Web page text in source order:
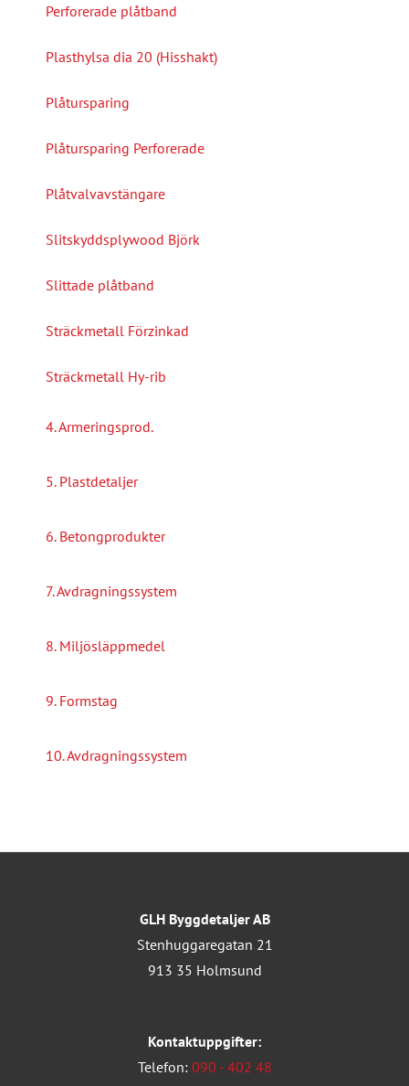
Perforerade plåtband
Plasthylsa dia 20 (Hisshakt)
Plåtursparing
Plåtursparing Perforerade
Plåtvalvavstängare
Slitskyddsplywood Björk
Slittade plåtband
Sträckmetall Förzinkad
Sträckmetall Hy-rib
4. Armeringsprod.
5. Plastdetaljer
6. Betongprodukter
7. Avdragningssystem
8. Miljösläppmedel
9. Formstag
10. Avdragningssystem
GLH Byggdetaljer AB
Stenhuggaregatan 21
913 35 Holmsund
Kontaktuppgifter:
Telefon: 090 - 402 48